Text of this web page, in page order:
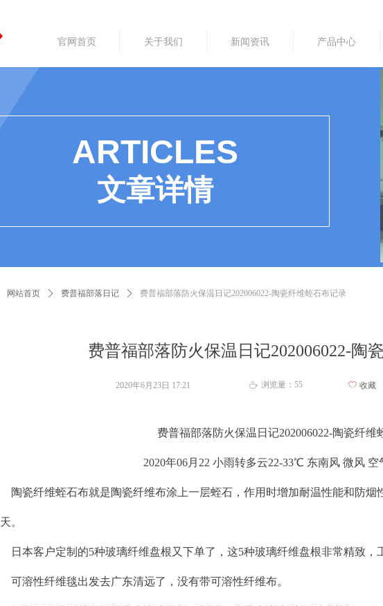
官网首页 关于我们 新闻资讯 产品中心
网站首页 ꄲ 费普福部落日记 ꄲ 费普福部落防火保温日记202006022-陶瓷纤维蛭石布记录
ARTICLES
文章详情
费普福部落防火保温日记202006022-陶
2020年6月23日 17:21 ꄘ 浏览量： 55 ꄀ 收藏
费普福部落防火保温日记202006022-陶瓷纤维
2020年06月22 小雨转多云22-33℃ 东南风 微风
陶瓷纤维蛭石布就是陶瓷纤维布涂上一层蛭石，作用时增加耐温性能和防烟
天。
日本客户定制的5种玻璃纤维盘根又下单了，这5种玻璃纤维盘根非常精致，
可溶性纤维毯出发去广东清远了，没有带可溶性纤维布。